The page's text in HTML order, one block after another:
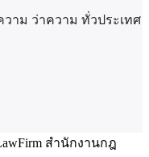
าม ว่าความ ทั่วประเทศ
สำนักงานกฎ